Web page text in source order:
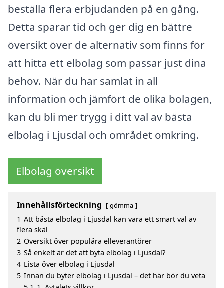
beställa flera erbjudanden på en gång.
Detta sparar tid och ger dig en bättre
översikt över de alternativ som finns för
att hitta ett elbolag som passar just dina
behov. När du har samlat in all
information och jämfört de olika bolagen,
kan du bli mer trygg i ditt val av bästa
elbolag i Ljusdal och området omkring.
Elbolag översikt
Innehållsförteckning gömma
1 Att bästa elbolag i Ljusdal kan vara ett smart val av
flera skäl
2 Översikt över populära elleverantörer
3 Så enkelt är det att byta elbolag i Ljusdal?
4 Lista över elbolag i Ljusdal
5 Innan du byter elbolag i Ljusdal – det här bör du veta